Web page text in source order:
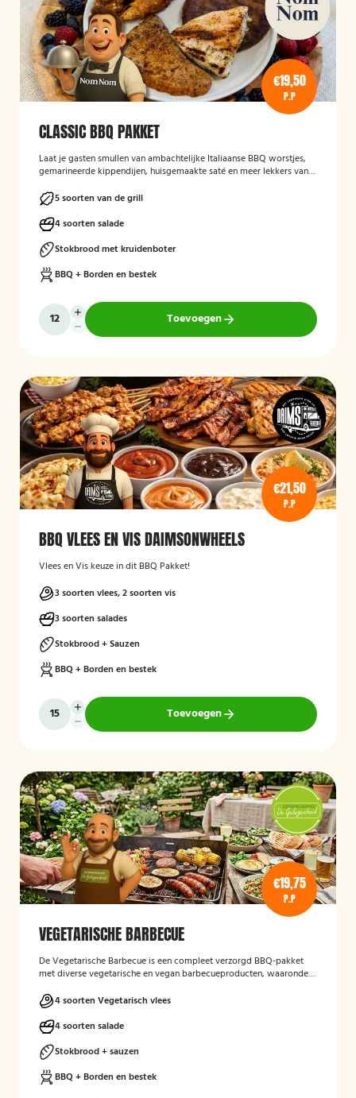
€19,50
P.P
CLASSIC BBQ PAKKET
Laat je gasten smullen van ambachtelijke Italiaanse BBQ worstjes,
gemarineerde kippendijen, huisgemaakte saté en meer lekkers van
5 soorten van de grill
4 soorten salade
Stokbrood met kruidenboter
BBQ + Borden en bestek
Toevoegen
€21,50
P.P
BBQ VLEES EN VIS DAIMSONWHEELS
Vlees en Vis keuze in dit BBQ Pakket!
3 soorten vlees, 2 soorten vis
3 soorten salades
Stokbrood + Sauzen
BBQ + Borden en bestek
Toevoegen
€19,75
P.P
VEGETARISCHE BARBECUE
De Vegetarische Barbecue is een compleet verzorgd BBQ-pakket
met diverse vegetarische en vegan barbecueproducten, waaronder
garnalenalternatief en groenteburger. Het arrangement wordt
aangevuld met verschillende salades, sauzen, vers afgebakken
stokbrood en kruidenboter. De barbecue, borden en het bestek zijn
inbegrepen, en de cateringservice verzorgt zowel de bezorging als
het ophalen van de materialen.
4 soorten Vegetarisch vlees
4 soorten salade
Stokbrood + sauzen
BBQ + Borden en bestek